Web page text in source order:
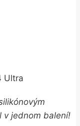
Ultra
v jednom balení!